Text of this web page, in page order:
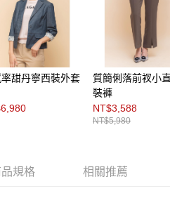
用戶之使用額度並採取法律行動。
甜丹寧西裝外套
質簡俐落前衩小
裝褲
NT$3,588
NT$5,980
規格 相關推薦